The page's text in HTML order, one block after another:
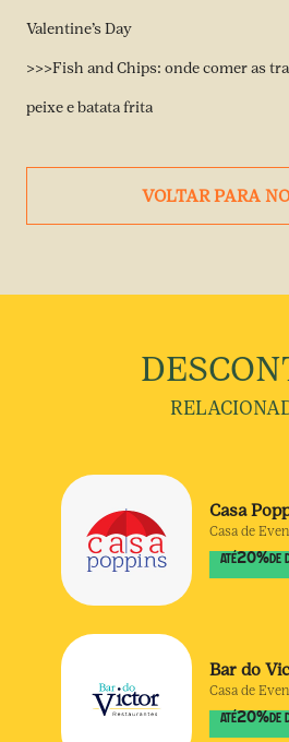
Valentine’s Day
>>>Fish and Chips: onde comer as
peixe e batata frita
VOLTAR PARA
Casa
Casa de
ATÉ20% DE
Bar do
Casa de
ATÉ20% DE